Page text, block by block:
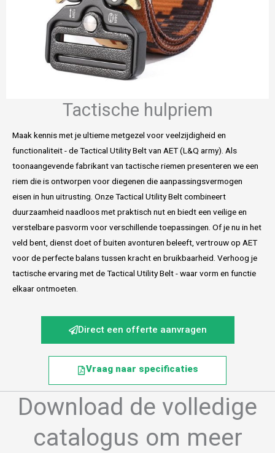
Tactische hulpriem
Maak kennis met je ultieme metgezel voor veelzijdigheid en
functionaliteit - de Tactical Utility Belt van AET (L&Q army). Als
toonaangevende fabrikant van tactische riemen presenteren we een
riem die is ontworpen voor diegenen die aanpassingsvermogen
eisen in hun uitrusting. Onze Tactical Utility Belt combineert
duurzaamheid naadloos met praktisch nut en biedt een veilige en
verstelbare pasvorm voor verschillende toepassingen. Of je nu in het
veld bent, dienst doet of buiten avonturen beleeft, vertrouw op AET
voor de perfecte balans tussen kracht en bruikbaarheid. Verhoog je
tactische ervaring met de Tactical Utility Belt - waar vorm en functie
elkaar ontmoeten.
Direct een offerte aanvragen
Vraag naar specificaties
Download de volledige
catalogus om meer